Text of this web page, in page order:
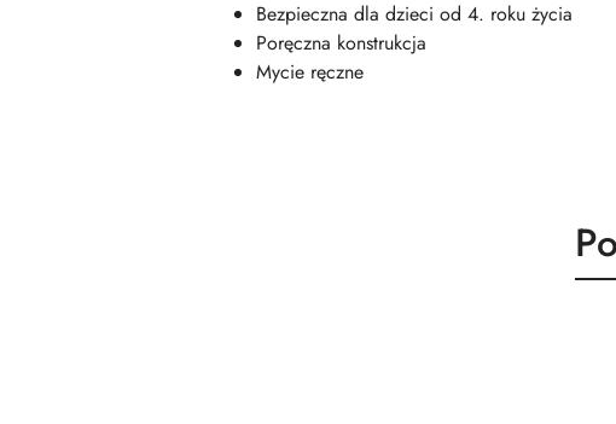
Bezpieczna dla dzieci od 4. roku życia
Poręczna konstrukcja
Mycie ręczne
o